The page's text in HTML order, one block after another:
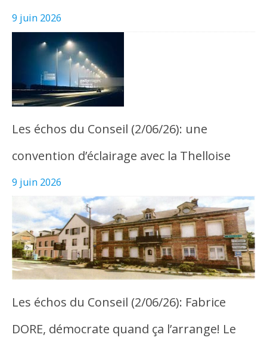
9 juin 2026
Les échos du Conseil (2/06/26): une
convention d’éclairage avec la Thelloise
9 juin 2026
Les échos du Conseil (2/06/26): Fabrice
DORE, démocrate quand ça l’arrange! Le